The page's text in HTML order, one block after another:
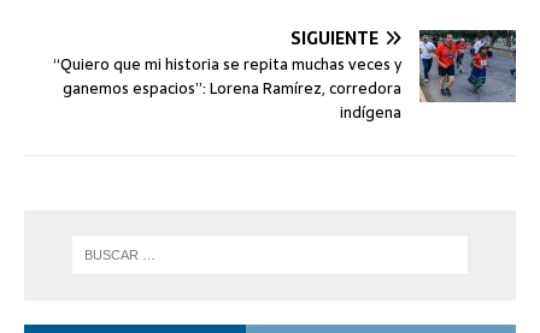
SIGUIENTE
“Quiero que mi historia se repita muchas veces y
ganemos espacios”: Lorena Ramírez, corredora
indígena